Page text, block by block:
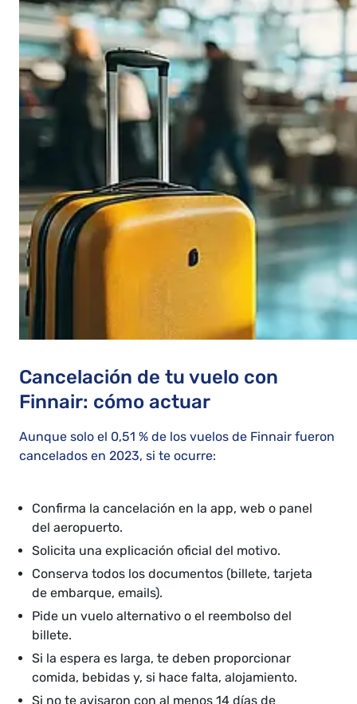
Cancelación de tu vuelo con
Finnair: cómo actuar
Aunque solo el 0,51 % de los vuelos de Finnair fueron
cancelados en 2023, si te ocurre:
Confirma la cancelación en la app, web o panel
del aeropuerto.
Solicita una explicación oficial del motivo.
Conserva todos los documentos (billete, tarjeta
de embarque, emails).
Pide un vuelo alternativo o el reembolso del
billete.
Si la espera es larga, te deben proporcionar
comida, bebidas y, si hace falta, alojamiento.
Si no te avisaron con al menos 14 días de